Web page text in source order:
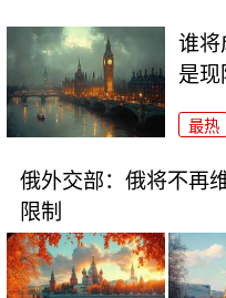
谁将
是现
最热
俄外交部：俄将不再
限制